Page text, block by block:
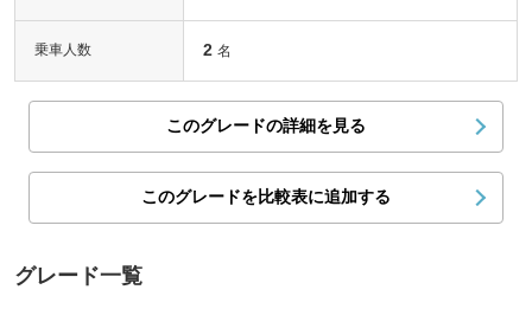
乗車人数 2 名
このグレードの詳細を見る
このグレードを比較表に追加する
グレード一覧